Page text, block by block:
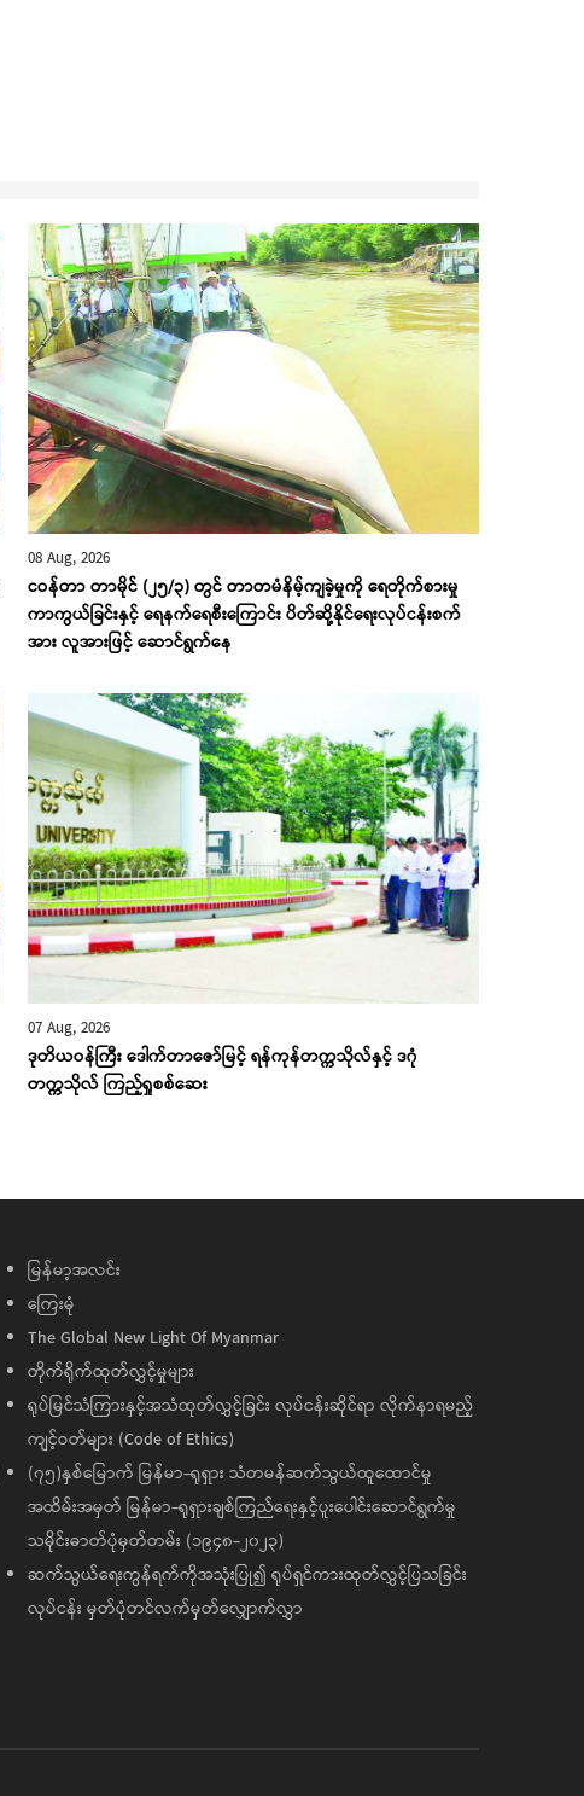
08 Aug, 2026
ငဝန်တာ တာမိုင် (၂၅/၃) တွင် တာတမံနိမ့်ကျခဲ့မှုကို ရေတိုက်စားမှု
ကာကွယ်ခြင်းနှင့် ရေနက်ရေစီးကြောင်း ပိတ်ဆို့နိုင်ရေးလုပ်ငန်းစက်
အား လူအားဖြင့် ဆောင်ရွက်နေ
07 Aug, 2026
ဒုတိယဝန်ကြီး ဒေါက်တာဇော်မြင့် ရန်ကုန်တက္ကသိုလ်နှင့် ဒဂုံ
တက္ကသိုလ် ကြည့်ရှုစစ်ဆေး
မြန်မာ့အလင်း
ကြေးမုံ
The Global New Light Of Myanmar
တိုက်ရိုက်ထုတ်လွှင့်မှုများ
ရုပ်မြင်သံကြားနှင့်အသံထုတ်လွှင့်ခြင်း လုပ်ငန်းဆိုင်ရာ လိုက်နာရမည့်
ကျင့်ဝတ်များ (Code of Ethics)
(၇၅)နှစ်မြောက် မြန်မာ-ရုရှား သံတမန်ဆက်သွယ်ထူထောင်မှု
အထိမ်းအမှတ် မြန်မာ-ရုရှားချစ်ကြည်ရေးနှင့်ပူးပေါင်းဆောင်ရွက်မှု
သမိုင်းဓာတ်ပုံမှတ်တမ်း (၁၉၄၈-၂၀၂၃)
ဆက်သွယ်ရေးကွန်ရက်ကိုအသုံးပြု၍ ရုပ်ရှင်ကားထုတ်လွှင့်ပြသခြင်း
လုပ်ငန်း မှတ်ပုံတင်လက်မှတ်လျှောက်လွှာ